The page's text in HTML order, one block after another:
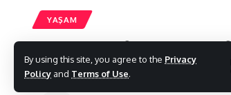
By using this site, you agree to the Privacy
Policy and Terms of Use.
YAŞAM
BELEDİYE